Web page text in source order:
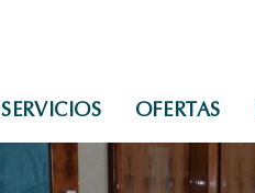
SERVICIOS OFERTAS